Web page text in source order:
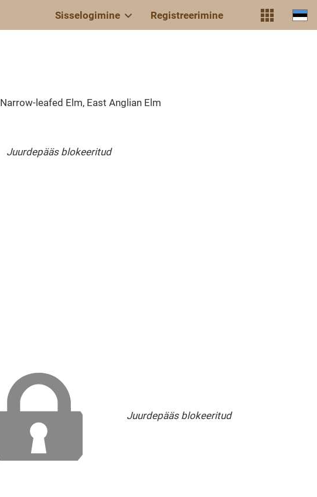
Sisselogimine Registreerimine
Narrow-leafed Elm, East Anglian Elm
Juurdepääs blokeeritud
Juurdepääs blokeeritud